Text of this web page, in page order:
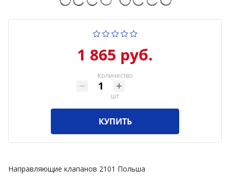
1 865 руб.
Количество
шт
КУПИТЬ
Направляющие клапанов 2101 Польша